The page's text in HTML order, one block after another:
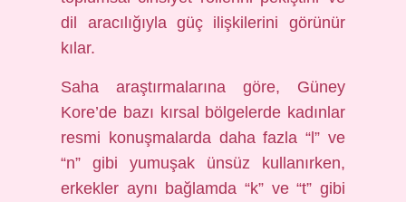
dil aracılığıyla güç ilişkilerini görünür
kılar.
Saha araştırmalarına göre, Güney
Kore’de bazı kırsal bölgelerde kadınlar
resmi konuşmalarda daha fazla “l” ve
“n” gibi yumuşak ünsüz kullanırken,
erkekler aynı bağlamda “k” ve “t” gibi